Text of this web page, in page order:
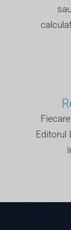
Editorul